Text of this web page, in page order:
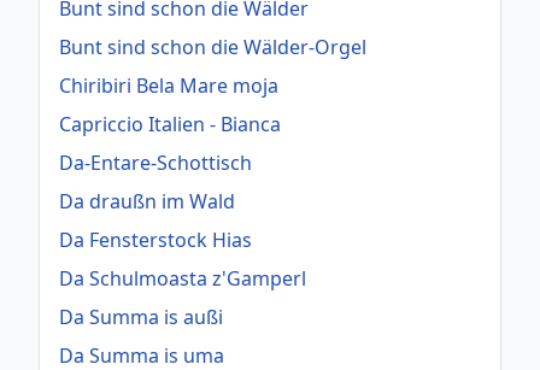
Bunt sind schon die Wälder
Bunt sind schon die Wälder-Orgel
Chiribiri Bela Mare moja
Capriccio Italien - Bianca
Da-Entare-Schottisch
Da draußn im Wald
Da Fensterstock Hias
Da Schulmoasta z'Gamperl
Da Summa is außi
Da Summa is uma